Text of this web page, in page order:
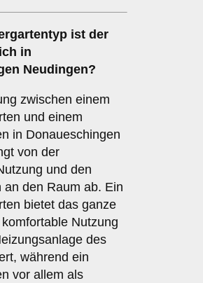
ist der
in
Neudingen?
zwischen einem
und einem
in Donaueschingen
von der
und den
an den Raum ab. Ein
bietet das ganze
Nutzung
des
während ein
vor allem als